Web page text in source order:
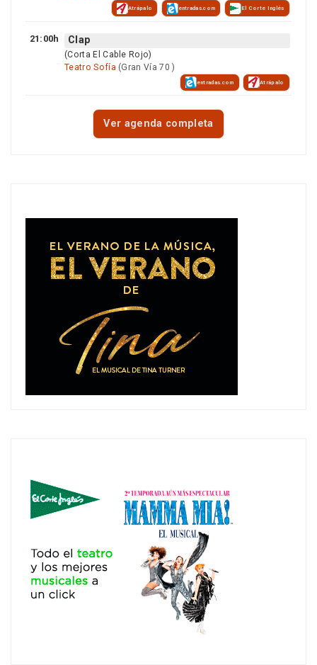
Atrápalo entradas.com El Corte Inglés
21:00h Clap
(Corta El Cable Rojo)
Teatro Sofía (Gran Vía 70 )
entradas.com Atrápalo
Ver agenda completa